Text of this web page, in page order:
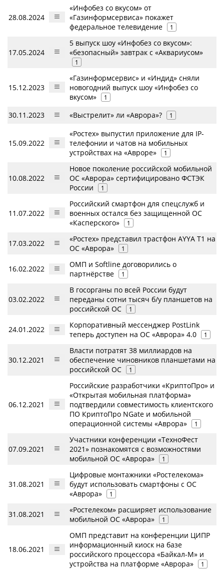
28.08.2024
«Инфобез со вкусом» от
«Газинформсервиса» покажет
федеральное телевидение
1
17.05.2024
5 выпуск шоу «Инфобез со вкусом»:
«безопасный» завтрак с «Аквариусом»
1
15.12.2023
«Газинформсервис» и «Индид» сняли
новогодний выпуск шоу «Инфобез со
вкусом»
1
30.11.2023 «Выстрелит» ли «Аврора»? 1
15.09.2022
«Ростех» выпустил приложение для IP-
телефонии и чатов на мобильных
устройствах на «Авроре»
1
10.08.2022
Новое поколение российской мобильной
ОС «Аврора» сертифицировано ФСТЭК
России
1
11.07.2022
Российский смартфон для спецслужб и
военных остался без защищенной ОС
«Касперского»
1
17.03.2022
«Ростех» представил трастфон AYYA T1 на
ОС «Аврора»
1
16.02.2022
ОМП и Softline договорились о
партнёрстве
1
03.02.2022
В госорганы по всей России будут
переданы сотни тысяч б/у планшетов на
российской ОС
1
24.01.2022
Корпоративный мессенджер PostLink
теперь доступен на ОС «Аврора» 4.0
1
30.12.2021
Власти потратят 38 миллиардов на
обеспечение чиновников планшетами на
российской ОС
1
06.12.2021
Российские разработчики «КриптоПро» и
«Открытая мобильная платформа»
подтвердили совместимость клиентского
ПО КриптоПро NGate и мобильной
операционной системы «Аврора»
1
07.09.2021
Участники конференции «ТехноФест
2021» познакомятся с возможностями
мобильной ОС «Аврора»
1
31.08.2021
Цифровые монтажники «Ростелекома»
будут использовать смартфоны с ОС
«Аврора»
1
31.08.2021
«Ростелеком» расширяет использование
мобильной ОС «Аврора»
1
18.06.2021
ОМП представит на конференции ЦИПР
информационный киоск на базе
российского процессора «Байкал-М» и
устройства на платформе «Аврора»
1